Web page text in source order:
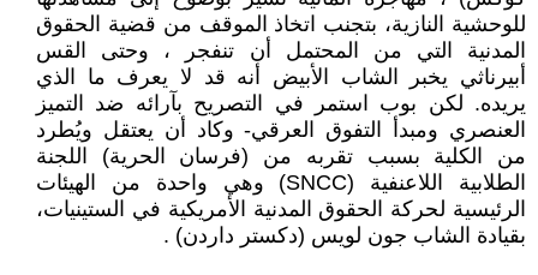
للوحشية النازية، بتجنب اتخاذ الموقف من قضية الحقوق
المدنية التي من المحتمل أن تنفجر ، وحتى القس
أبيرناثي يخبر الشاب الأبيض أنه قد لا يعرف ما الذي
يريده. لكن بوب استمر في التصريح بآرائه ضد التميز
العنصري ومبدأ التفوق العرقي- وكاد أن يعتقل ويُطرد
من الكلية بسبب تقربه من (فرسان الحرية) اللجنة
الطلابية اللاعنفية (SNCC) وهي واحدة من الهيئات
الرئيسية لحركة الحقوق المدنية الأمريكية في الستينيات،
بقيادة الشاب جون لويس (دكستر داردن) .